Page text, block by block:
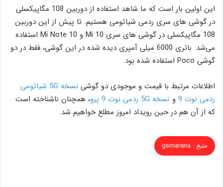
این اولین بار است که ما شاهد استفاده از دوربین 108 مگاپیکسلی
در گوشی های سری ردمی شیائومی هستیم. تا پیش از این دوربین
108 مگاپیکسلی در گوشی های
سری Mi 10 و Mi Note 10 استفاده
می‌شد. باتری 6000 میلی آمپری دیده شده در این گوشی، فقط در دو
گوشی Poco استفاده شده بود.
اطلاعات مرتبط با قیمت و موجودی دو گوشی
نسخه 5G شیائومی
ردمی نوت 9
و نسخه 5G ردمی نوت 9 پرو
، همچنان ناشناخته است
که از آن هم در حین رویداد امروز مطلع خواهیم شد.
منبع : gsmarena